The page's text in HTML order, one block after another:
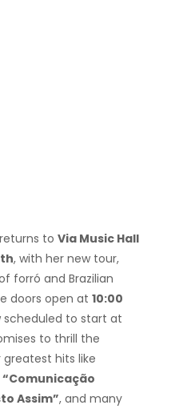
returns to Via Music Hall
, with her new tour,
forró and Brazilian
doors open at 10:00
scheduled to start at
to thrill the
hits like
“Comunicação
Assim”, and many